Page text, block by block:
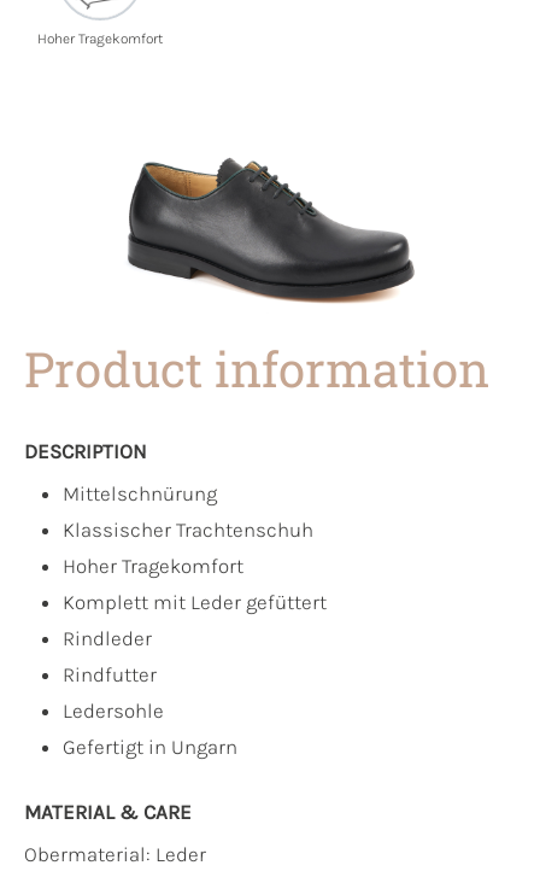
Hoher Tragekomfort
Product information
DESCRIPTION
Mittelschnürung
Klassischer Trachtenschuh
Hoher Tragekomfort
Komplett mit Leder gefüttert
Rindleder
Rindfutter
Ledersohle
Gefertigt in Ungarn
MATERIAL & CARE
Obermaterial: Leder